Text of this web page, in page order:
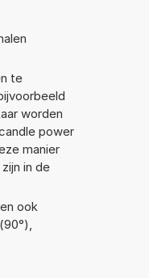
te
worden
power
manier
in de
ook